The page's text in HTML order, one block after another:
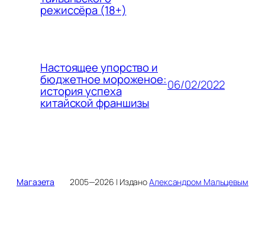
режиссёра (18+)
Настоящее упорство и
бюджетное мороженое:
история успеха
китайской франшизы
06/02/2022
Магазета 2005—2026 | ИзданоАлександром Мальцевым